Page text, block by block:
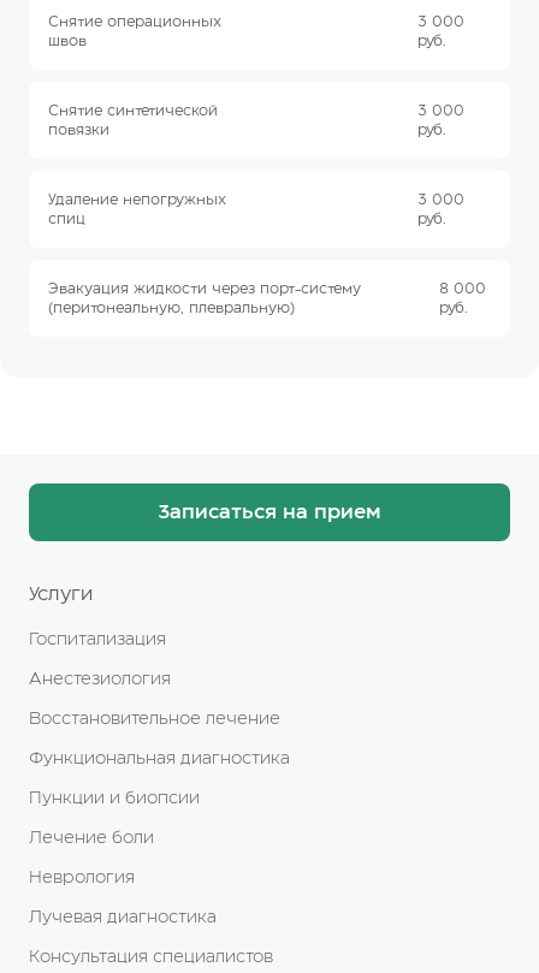
Снятие операционных
швов
3 000
руб.
Снятие синтетической
повязки
3 000
руб.
Удаление непогружных
спиц
3 000
руб.
Эвакуация жидкости через порт-систему
(перитонеальную, плевральную)
8 000
руб.
Услуги
Госпитализация
Анестезиология
Восстановительное лечение
Функциональная диагностика
Пункции и биопсии
Лечение боли
Неврология
Лучевая диагностика
Консультация специалистов
Записаться на прием